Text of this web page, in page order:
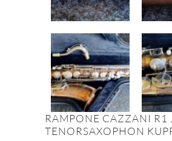
RAMPONE CAZZANI R1
TENORSAXOPHON